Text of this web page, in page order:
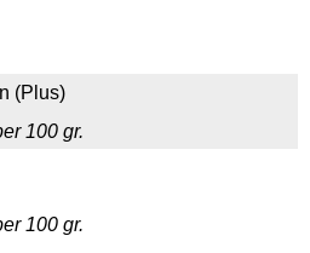
(Plus)
100 gr.
100 gr.